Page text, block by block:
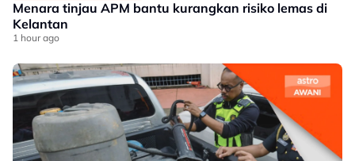
Menara tinjau APM bantu kurangkan risiko lemas di
Kelantan
1 hour ago